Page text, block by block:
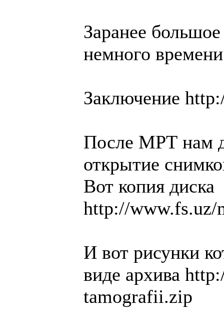
Заранее
немного
Заключение
После МРТ нам
открытие
Вот копия диска
http://
И вот рисунки
виде архива
tamografii.zip